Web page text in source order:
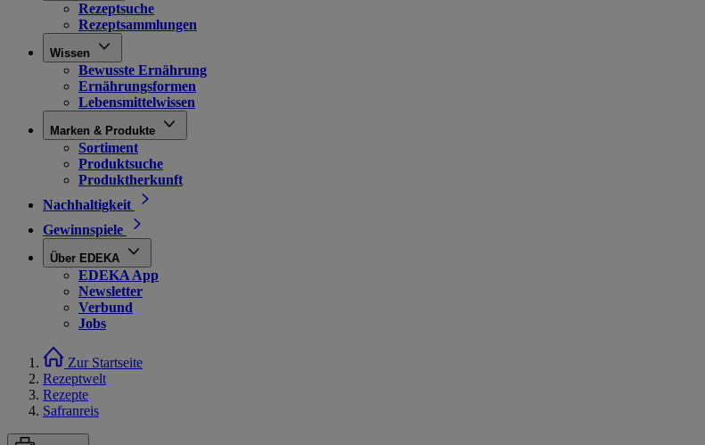
Rezeptsuche
Rezeptsammlungen
Wissen
Bewusste Ernährung
Ernährungsformen
Lebensmittelwissen
Marken & Produkte
Sortiment
Produktsuche
Produktherkunft
Nachhaltigkeit
Gewinnspiele
Über EDEKA
EDEKA App
Newsletter
Verbund
Jobs
Zur Startseite
Rezeptwelt
Rezepte
Safranreis